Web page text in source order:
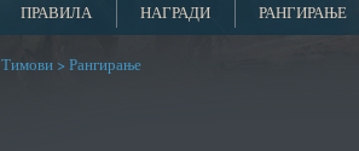
ПРАВИЛА НАГРАДИ РАНГИРАЊЕ
Тимови > Рангирање